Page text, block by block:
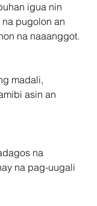
igua nin
pugolon an
na naaanggot.
madali,
asin an
na
na pag-uugali